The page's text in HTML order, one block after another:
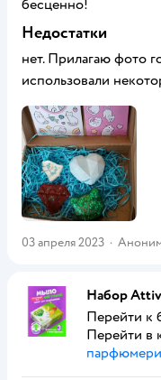
бесценно!
Недостатки
нет. Прилагаю фото
использовали
03 апреля 2023 ·
Набор
Перейти к
Перейти в